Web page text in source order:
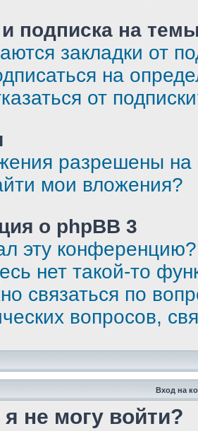
подписка на
закладки от
на
от
разрешены
мои вложения?
о phpBB 3
эту конференцию?
нет такой-то
связаться по
вопросов,
Вход на
не могу войти?